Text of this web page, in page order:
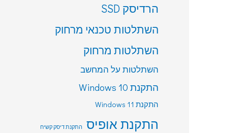
הרדיסק SSD
השתלטות טכנאי מרחוק
השתלטות מרחוק
השתלטות על המחשב
התקנת Windows 10
התקנת Windows 11
התקנת אופיס התקנת דיסק קשיח